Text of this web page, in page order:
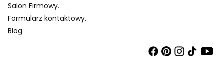
Salon Firmowy.
Formularz kontaktowy.
Blog